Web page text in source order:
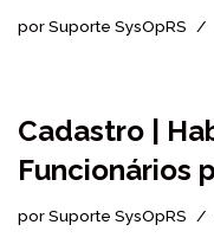
porSuporte SysOpRS
Cadastro |
Funcionários
porSuporte SysOpRS